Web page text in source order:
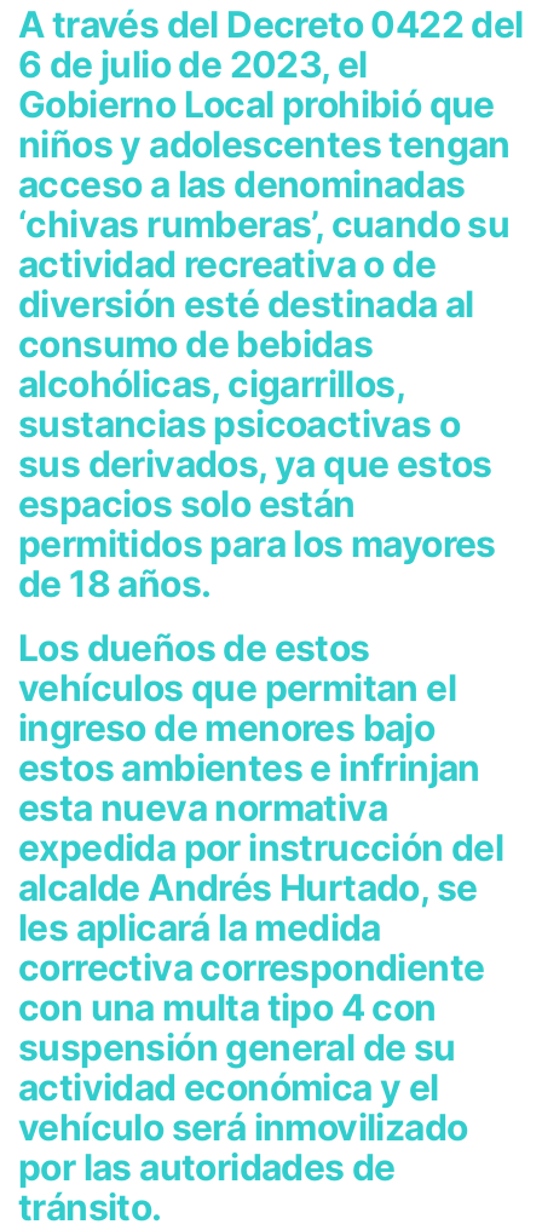
A través del Decreto 0422 del
6 de julio de 2023, el
Gobierno Local prohibió que
niños y adolescentes tengan
acceso a las denominadas
‘chivas rumberas’, cuando su
actividad recreativa o de
diversión esté destinada al
consumo de bebidas
alcohólicas, cigarrillos,
sustancias psicoactivas o
sus derivados, ya que estos
espacios solo están
permitidos para los mayores
de 18 años.
Los dueños de estos
vehículos que permitan el
ingreso de menores bajo
estos ambientes e infrinjan
esta nueva normativa
expedida por instrucción del
alcalde Andrés Hurtado, se
les aplicará la medida
correctiva correspondiente
con una multa tipo 4 con
suspensión general de su
actividad económica y el
vehículo será inmovilizado
por las autoridades de
tránsito.